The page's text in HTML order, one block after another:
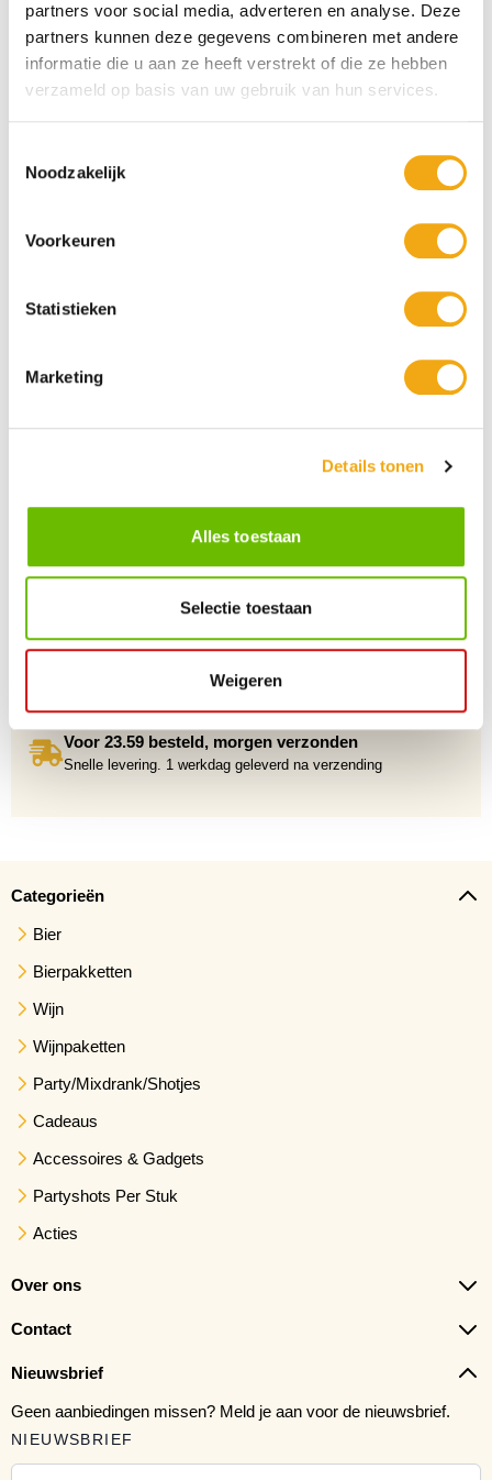
partners voor social media, adverteren en analyse. Deze
partners kunnen deze gegevens combineren met andere
informatie die u aan ze heeft verstrekt of die ze hebben
verzameld op basis van uw gebruik van hun services.
Noodzakelijk
Voorkeuren
Statistieken
Marketing
Details tonen
Alles toestaan
Selectie toestaan
Weigeren
Persoonlijke klantenservice
Gratis verzending vanaf €75,-
Voor 23.59 besteld, morgen verzonden
Snelle levering. 1 werkdag geleverd na verzending
Categorieën
Bier
Bierpakketten
Wijn
Wijnpaketten
Party/Mixdrank/Shotjes
Cadeaus
Accessoires & Gadgets
Partyshots Per Stuk
Acties
Over ons
Contact
Nieuwsbrief
Geen aanbiedingen missen? Meld je aan voor de nieuwsbrief.
NIEUWSBRIEF